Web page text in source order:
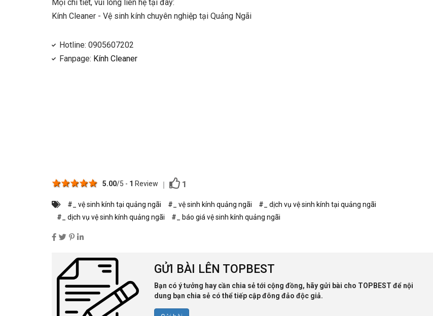
Mọi chi tiết, vui lòng liên hệ tại đây:
Kính Cleaner - Vệ sinh kính chuyên nghiệp tại Quảng Ngãi
Hotline: 0905607202
Fanpage: Kính Cleaner
5 stars
4 stars
3 stars
2 stars
1 star 5.00/5 - 1 Review 1
#_ vệ sinh kính tại quảng ngãi #_ vệ sinh kính quảng ngãi
#_ dịch vụ vệ sinh kính tại quảng ngãi
#_ dịch vụ vệ sinh kính quảng ngãi
#_ báo giá vệ sinh kính quảng ngãi
GỬI BÀI LÊN TOPBEST
Bạn có ý tưởng hay cần chia sẻ tới cộng đồng, hãy gửi bài cho TOPBEST để nội
dung bạn chia sẻ có thể tiếp cập đông đảo độc giả.